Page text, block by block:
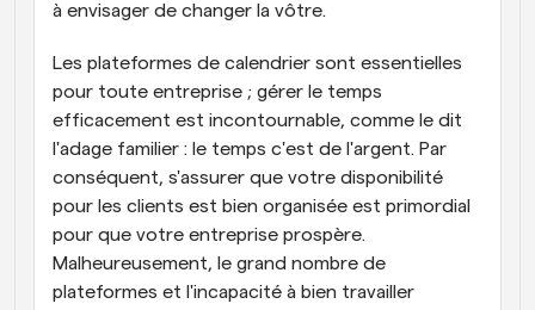
à envisager de changer la vôtre.
Les plateformes de calendrier sont essentielles
pour toute entreprise ; gérer le temps
efficacement est incontournable, comme le dit
l'adage familier : le temps c'est de l'argent. Par
conséquent, s'assurer que votre disponibilité
pour les clients est bien organisée est primordial
pour que votre entreprise prospère.
Malheureusement, le grand nombre de
plateformes et l'incapacité à bien travailler